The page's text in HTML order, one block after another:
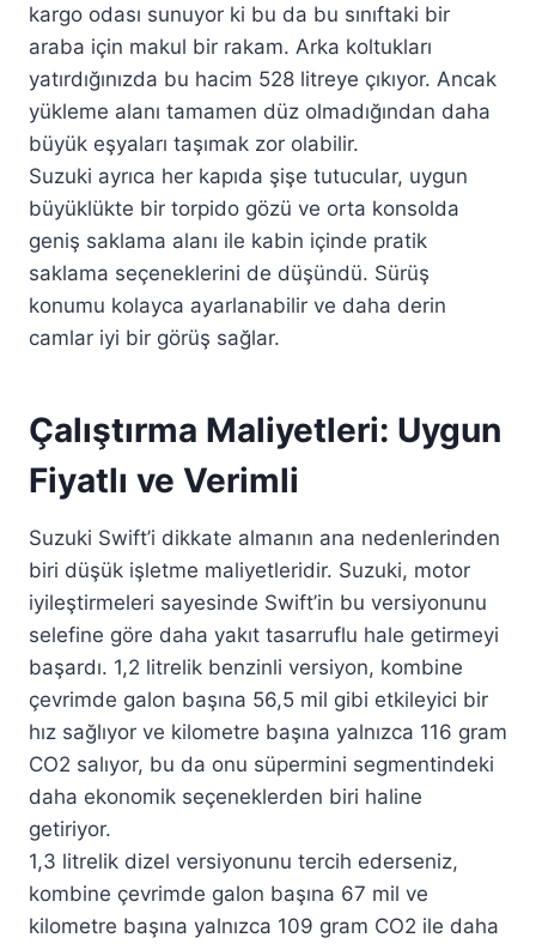
kargo odası sunuyor ki bu da bu sınıftaki bir
araba için makul bir rakam. Arka koltukları
yatırdığınızda bu hacim 528 litreye çıkıyor. Ancak
yükleme alanı tamamen düz olmadığından daha
büyük eşyaları taşımak zor olabilir.
Suzuki ayrıca her kapıda şişe tutucular, uygun
büyüklükte bir torpido gözü ve orta konsolda
geniş saklama alanı ile kabin içinde pratik
saklama seçeneklerini de düşündü. Sürüş
konumu kolayca ayarlanabilir ve daha derin
camlar iyi bir görüş sağlar.
Çalıştırma Maliyetleri: Uygun
Fiyatlı ve Verimli
Suzuki Swift’i dikkate almanın ana nedenlerinden
biri düşük işletme maliyetleridir. Suzuki, motor
iyileştirmeleri sayesinde Swift’in bu versiyonunu
selefine göre daha yakıt tasarruflu hale getirmeyi
başardı. 1,2 litrelik benzinli versiyon, kombine
çevrimde galon başına 56,5 mil gibi etkileyici bir
hız sağlıyor ve kilometre başına yalnızca 116 gram
CO2 salıyor, bu da onu süpermini segmentindeki
daha ekonomik seçeneklerden biri haline
getiriyor.
1,3 litrelik dizel versiyonunu tercih ederseniz,
kombine çevrimde galon başına 67 mil ve
kilometre başına yalnızca 109 gram CO2 ile daha